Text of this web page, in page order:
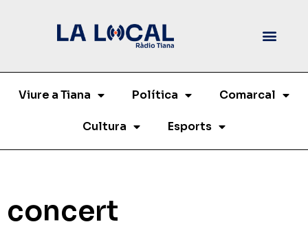
Viure a Tiana Política Comarcal
Cultura Esports
concert